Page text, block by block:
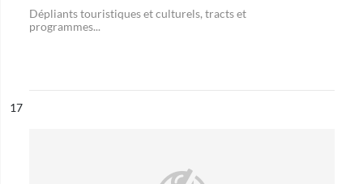
Dépliants touristiques et culturels, tracts et
programmes...
n°
17